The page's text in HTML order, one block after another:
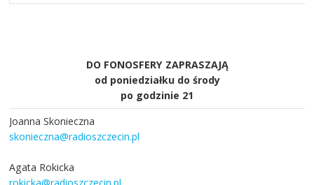
DO FONOSFERY ZAPRASZAJĄ
od poniedziałku do środy
po godzinie 21
Joanna Skonieczna
skonieczna@radioszczecin.pl
Agata Rokicka